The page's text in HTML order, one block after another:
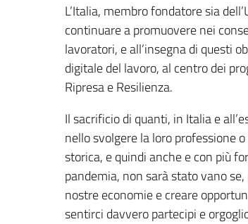
L’Italia, membro fondatore sia
continuare a promuovere nei
lavoratori, e all’insegna di questi
digitale del lavoro, al centro dei
Ripresa e Resilienza.
Il sacrificio di quanti, in Italia e
nello svolgere la loro professione
storica, e quindi anche e con più
pandemia, non sarà stato vano
nostre economie e creare
sentirci davvero partecipi e